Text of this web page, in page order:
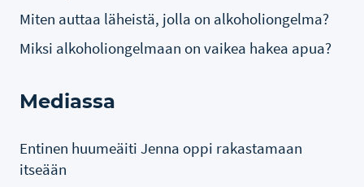
Miten auttaa läheistä, jolla on alkoholiongelma?
Miksi alkoholiongelmaan on vaikea hakea apua?
Mediassa
Entinen huumeäiti Jenna oppi rakastamaan
itseään